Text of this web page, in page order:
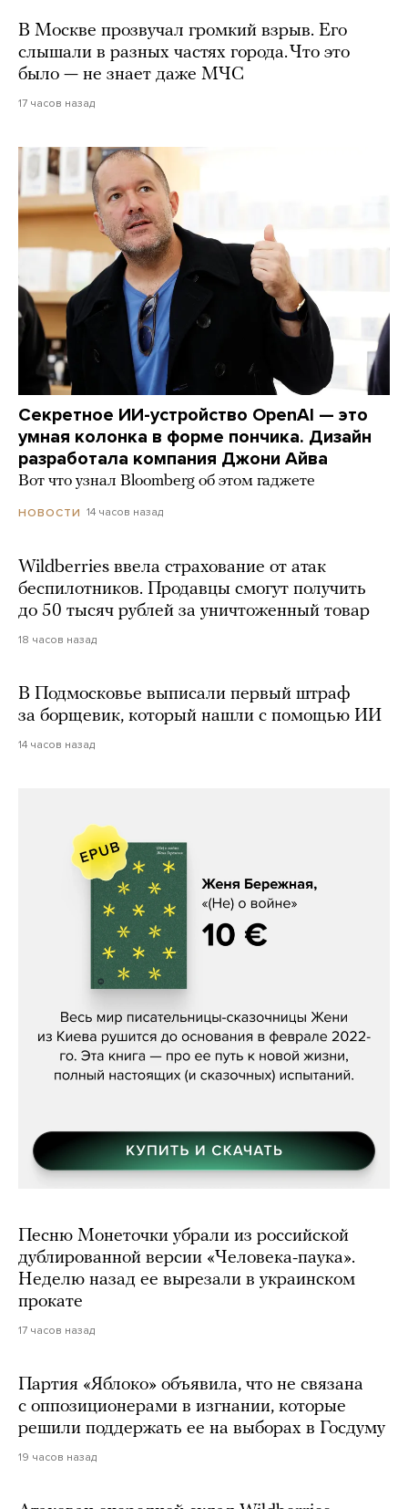
В Москве прозвучал громкий взрыв. Его
слышали в разных частях города. Что это
было — не знает даже МЧС
17 часов назад
Секретное ИИ-устройство OpenAI — это
умная колонка в форме пончика. Дизайн
разработала компания Джони Айва
Вот что узнал Bloomberg об этом гаджете
НОВОСТИ 14 часов назад
Wildberries ввела страхование от атак
беспилотников. Продавцы смогут получить
до 50 тысяч рублей за уничтоженный товар
18 часов назад
В Подмосковье выписали первый штраф
за борщевик, который нашли с помощью ИИ
14 часов назад
Женя Бережная, «(Не) о войне»
Песню Монеточки убрали из российской
дублированной версии «Человека-паука».
Неделю назад ее вырезали в украинском
прокате
17 часов назад
Партия «Яблоко» объявила, что не связана
с оппозиционерами в изгнании, которые
решили поддержать ее на выборах в Госдуму
19 часов назад